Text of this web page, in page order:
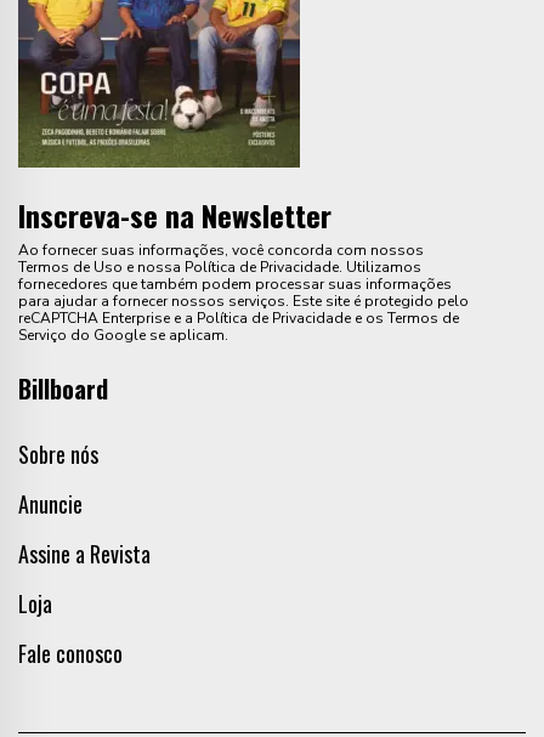
Inscreva-se na Newsletter
Ao fornecer suas informações, você concorda com nossos
Termos de Uso e nossa Política de Privacidade. Utilizamos
fornecedores que também podem processar suas informações
para ajudar a fornecer nossos serviços. Este site é protegido pelo
reCAPTCHA Enterprise e a Política de Privacidade e os Termos de
Serviço do Google se aplicam.
Billboard
Sobre nós
Anuncie
Assine a Revista
Loja
Fale conosco